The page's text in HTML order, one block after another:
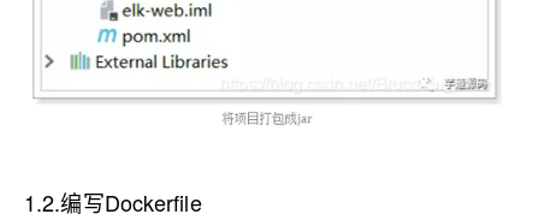
1.2.编写Dockerfile